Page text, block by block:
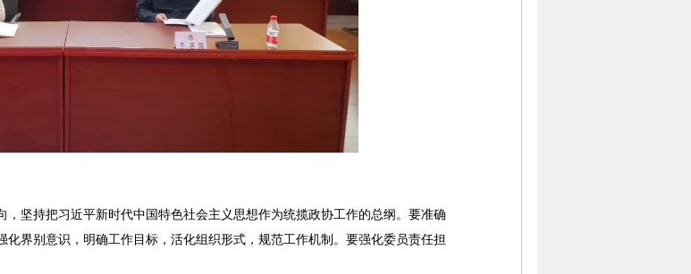
坚持把习近平新时代中国特色社会主义思想作为统揽政协工作的总纲。要准确
界别意识，明确工作目标，活化组织形式，规范工作机制。要强化委员责任担